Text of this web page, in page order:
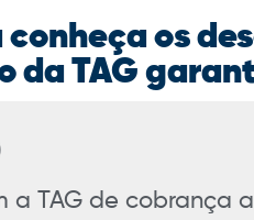
os
da TAG
a TAG de cobrança